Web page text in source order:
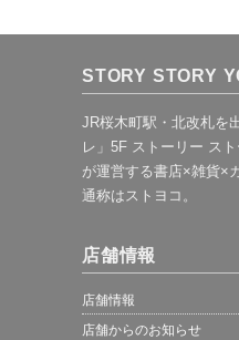
STORY STORY
JR桜木町駅・北改札を
レ」5F ストーリー ス
が運営する書店×雑貨×
通称はストヨコ。
店舗情報
店舗情報
店舗からのお知らせ